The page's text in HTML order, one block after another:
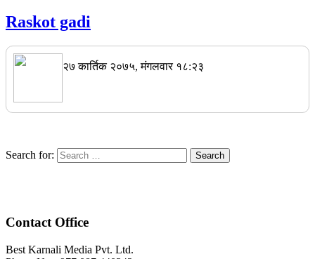
Raskot gadi
२७ कार्तिक २०७५, मंगलवार १८:२३
Search for:
Contact Office
Best Karnali Media Pvt. Ltd.